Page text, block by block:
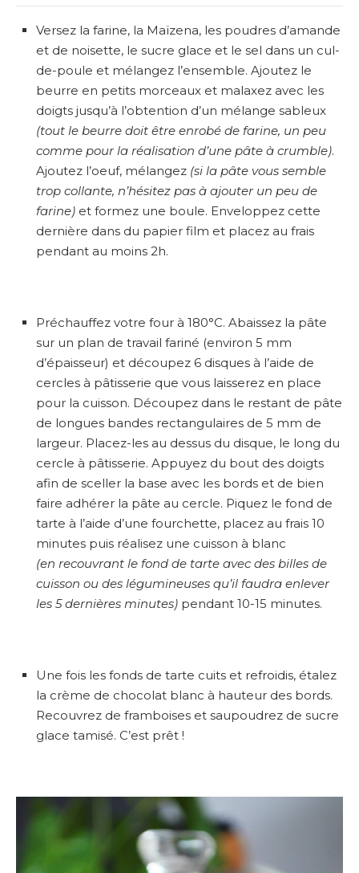
Versez la farine, la Maïzena, les poudres d’amande
et de noisette, le sucre glace et le sel dans un cul-
de-poule et mélangez l’ensemble. Ajoutez le
beurre en petits morceaux et malaxez avec les
doigts jusqu’à l’obtention d’un mélange sableux
(tout le beurre doit être enrobé de farine, un peu
comme pour la réalisation d’une pâte à crumble).
Ajoutez l’oeuf, mélangez (si la pâte vous semble
trop collante, n’hésitez pas à ajouter un peu de
farine) et formez une boule. Enveloppez cette
dernière dans du papier film et placez au frais
pendant au moins 2h.
Préchauffez votre four à 180°C. Abaissez la pâte
sur un plan de travail fariné (environ 5 mm
d’épaisseur) et découpez 6 disques à l’aide de
cercles à pâtisserie que vous laisserez en place
pour la cuisson. Découpez dans le restant de pâte
de longues bandes rectangulaires de 5 mm de
largeur. Placez-les au dessus du disque, le long du
cercle à pâtisserie. Appuyez du bout des doigts
afin de sceller la base avec les bords et de bien
faire adhérer la pâte au cercle. Piquez le fond de
tarte à l’aide d’une fourchette, placez au frais 10
minutes puis réalisez une cuisson à blanc
(en recouvrant le fond de tarte avec des billes de
cuisson ou des légumineuses qu’il faudra enlever
les 5dernières minutes) pendant 10-15 minutes.
Une fois les fonds de tarte cuits et refroidis, étalez
la crème de chocolat blanc à hauteur des bords.
Recouvrez de framboises et saupoudrez de sucre
glace tamisé. C’est prêt !